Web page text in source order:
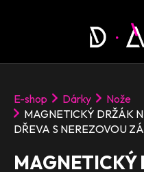
E-shop Dárky
Nože
MAGNETICKÝ DRŽÁK
DŘEVA S NEREZOVOU
MAGNETICKÝ